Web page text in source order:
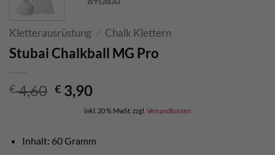
Kletterausrüstung / Chalk Klettern
Stubai Chalkball MG Pro
€4,60 Ursprünglicher
Preis
€ 4,60
€ 3,90Aktueller
Preis
ist:
inkl. 20 % MwSt. zzgl. Versandkosten
Inhalt: 60 Gramm